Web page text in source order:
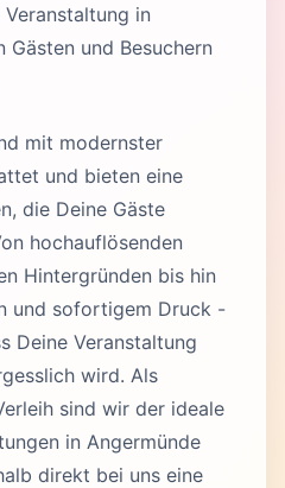
in
Gästen und Besuchern
mit modernster
und bieten eine
die Deine Gäste
hochauflösenden
Hintergründen bis hin
und sofortigem Druck -
Deine Veranstaltung
wird. Als
sind wir der ideale
in Angermünde
direkt bei uns eine